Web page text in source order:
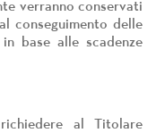
verranno conservati
conseguimento delle
base alle scadenze
al Titolare